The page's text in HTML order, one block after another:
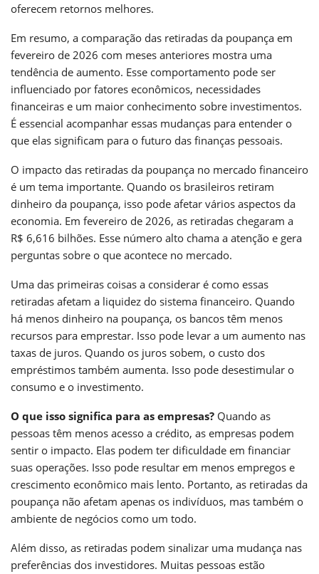
oferecem retornos melhores.
Em resumo, a comparação das retiradas da poupança em
fevereiro de 2026 com meses anteriores mostra uma
tendência de aumento. Esse comportamento pode ser
influenciado por fatores econômicos, necessidades
financeiras e um maior conhecimento sobre investimentos.
É essencial acompanhar essas mudanças para entender o
que elas significam para o futuro das finanças pessoais.
O impacto das retiradas da poupança no mercado financeiro
é um tema importante. Quando os brasileiros retiram
dinheiro da poupança, isso pode afetar vários aspectos da
economia. Em fevereiro de 2026, as retiradas chegaram a
R$ 6,616 bilhões. Esse número alto chama a atenção e gera
perguntas sobre o que acontece no mercado.
Uma das primeiras coisas a considerar é como essas
retiradas afetam a liquidez do sistema financeiro. Quando
há menos dinheiro na poupança, os bancos têm menos
recursos para emprestar. Isso pode levar a um aumento nas
taxas de juros. Quando os juros sobem, o custo dos
empréstimos também aumenta. Isso pode desestimular o
consumo e o investimento.
O que isso significa para as empresas? Quando as
pessoas têm menos acesso a crédito, as empresas podem
sentir o impacto. Elas podem ter dificuldade em financiar
suas operações. Isso pode resultar em menos empregos e
crescimento econômico mais lento. Portanto, as retiradas da
poupança não afetam apenas os indivíduos, mas também o
ambiente de negócios como um todo.
Além disso, as retiradas podem sinalizar uma mudança nas
preferências dos investidores. Muitas pessoas estão